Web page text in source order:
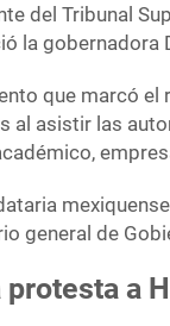
del Tribunal
la gobernadora
que marcó el
al asistir las
general de
protesta a